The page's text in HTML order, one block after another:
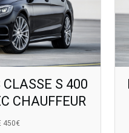
CLASSE S 400
CHAUFFEUR
450€